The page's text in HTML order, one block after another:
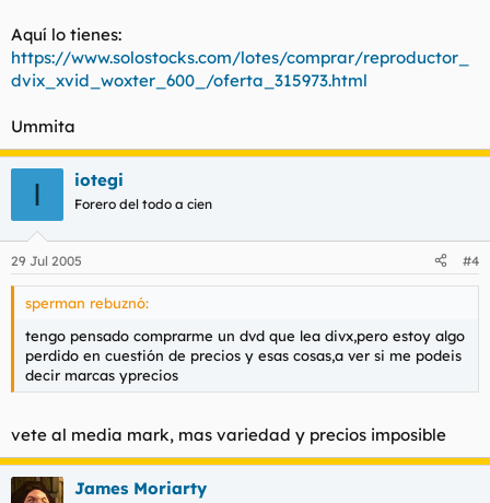
Aquí lo tienes:
https://www.solostocks.com/lotes/comprar/reproductor_
dvix_xvid_woxter_600_/oferta_315973.html
Ummita
I iotegi
Forero del todo a cien
29 Jul 2005 #4
sperman rebuznó:
tengo pensado comprarme un dvd que lea divx,pero estoy algo
perdido en cuestión de precios y esas cosas,a ver si me podeis
decir marcas yprecios
vete al media mark, mas variedad y precios imposible
James Moriarty